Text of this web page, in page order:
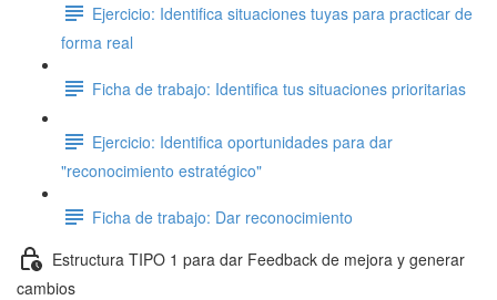
Ejercicio: Identifica situaciones tuyas para practicar de
forma real
Ficha de trabajo: Identifica tus situaciones prioritarias
Ejercicio: Identifica oportunidades para dar
"reconocimiento estratégico"
Ficha de trabajo: Dar reconocimiento
Estructura TIPO 1 para dar Feedback de mejora y generar
cambios